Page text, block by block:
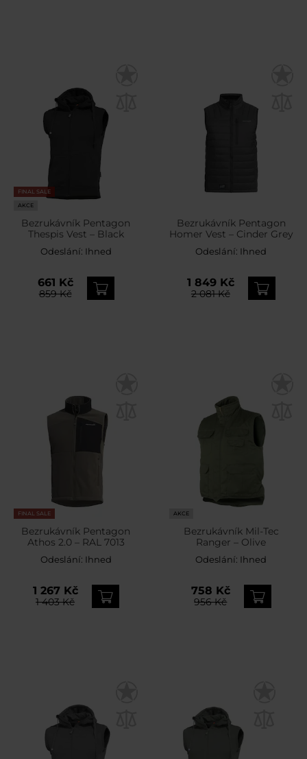
FINAL SALE
AKCE
Bezrukávník Pentagon
Thespis Vest – Black
Odeslání: Ihned
661 Kč
859 Kč
Bezrukávník Pentagon
Homer Vest – Cinder Grey
Odeslání: Ihned
1 849 Kč
2 081 Kč
FINAL SALE
Bezrukávník Pentagon
Athos 2.0 – RAL 7013
Odeslání: Ihned
1 267 Kč
1 403 Kč
AKCE
Bezrukávník Mil-Tec
Ranger – Olive
Odeslání: Ihned
758 Kč
956 Kč